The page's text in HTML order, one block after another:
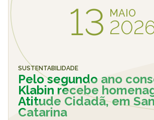
13 MAIO
SUSTENTABILIDADE
Pelo segundo ano
Klabin recebe
Atitude Cidadã, em
Catarina